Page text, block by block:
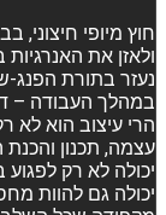
חוץ מיופי חיצוני,
ולאזן את
נעזר בתורת הפנג-
במהלך העבודה –
הרי עיצוב הוא לא
עצמה, תכנון והכנת
יכולה לא רק
יכולה גם להוות